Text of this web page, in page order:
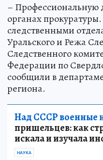
– Профессиональную
органах
следственными
Уральского и Режа
Следственного
Федерации по
сообщили в
региона.
Над СССР военные
пришельцев: как
искала и изучала
НАУКА